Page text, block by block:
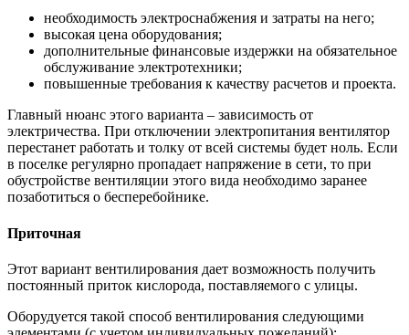
необходимость электроснабжения и затраты на него;
высокая цена оборудования;
дополнительные финансовые издержки на обязательное
обслуживание электротехники;
повышенные требования к качеству расчетов и проекта.
Главный нюанс этого варианта – зависимость от
электричества. При отключении электропитания вентилятор
перестанет работать и толку от всей системы будет ноль. Если
в поселке регулярно пропадает напряжение в сети, то при
обустройстве вентиляции этого вида необходимо заранее
позаботиться о бесперебойнике.
Приточная
Этот вариант вентилирования дает возможность получить
постоянный приток кислорода, поставляемого с улицы.
Оборудуется такой способ вентилирования следующими